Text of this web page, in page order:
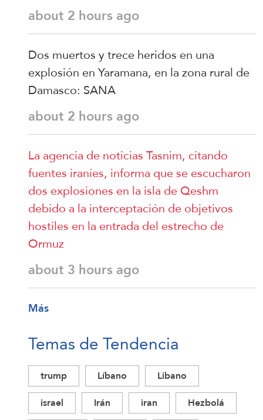
about 2 hours ago
Dos muertos y trece heridos en una
explosión en Yaramana, en la zona rural de
Damasco: SANA
about 2 hours ago
La agencia de noticias Tasnim, citando
fuentes iraníes, informa que se escucharon
dos explosiones en la isla de Qeshm
debido a la interceptación de objetivos
hostiles en la entrada del estrecho de
Ormuz
about 3 hours ago
Más
Temas de Tendencia
trump Líbano
Libano
israel
Irán iran
Hezbolá